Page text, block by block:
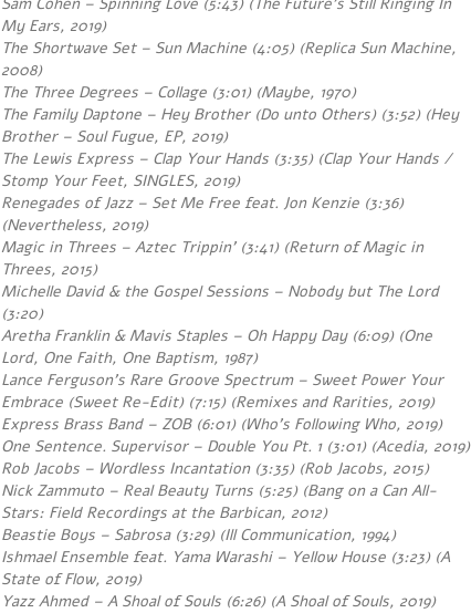
My Ears, 2019)
The Shortwave Set – Sun Machine (4:05) (Replica Sun Machine,
2008)
The Three Degrees – Collage (3:01) (Maybe, 1970)
The Family Daptone – Hey Brother (Do unto Others) (3:52) (Hey
Brother – Soul Fugue, EP, 2019)
The Lewis Express – Clap Your Hands (3:35) (Clap Your Hands /
Stomp Your Feet, SINGLES, 2019)
Renegades of Jazz – Set Me Free feat. Jon Kenzie (3:36)
(Nevertheless, 2019)
Magic in Threes – Aztec Trippin’ (3:41) (Return of Magic in
Threes, 2015)
Michelle David & the Gospel Sessions – Nobody but The Lord
(3:20)
Aretha Franklin & Mavis Staples – Oh Happy Day (6:09) (One
Lord, One Faith, One Baptism, 1987)
Lance Ferguson’s Rare Groove Spectrum – Sweet Power Your
Embrace (Sweet Re-Edit) (7:15) (Remixes and Rarities, 2019)
Express Brass Band – ZOB (6:01) (Who’s Following Who, 2019)
One Sentence. Supervisor – Double You Pt. 1 (3:01) (Acedia, 2019)
Rob Jacobs – Wordless Incantation (3:35) (Rob Jacobs, 2015)
Nick Zammuto – Real Beauty Turns (5:25)(Bang on a Can All-
Stars: Field Recordings at the Barbican, 2012)
Beastie Boys – Sabrosa (3:29) (Ill Communication, 1994)
Ishmael Ensemble feat. Yama Warashi – Yellow House (3:23) (A
State of Flow, 2019)
Yazz Ahmed – A Shoal of Souls (6:26) (A Shoal of Souls, 2019)